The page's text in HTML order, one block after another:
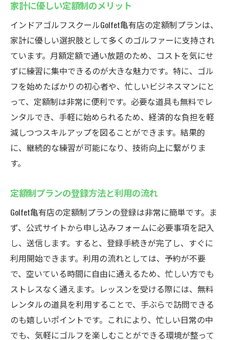
家計に優しい定額制のメリット
インドアゴルフスクールGolfet亀有店の定額制プランは、
家計に優しい選択肢として多くのゴルファーに支持され
ています。月額定額で通い放題のため、コストを気にせ
ずに練習に集中できるのが大きな魅力です。特に、ゴル
フを始めたばかりの初心者や、忙しいビジネスマンにと
って、定額制は非常に便利です。必要な道具も無料でレ
ンタルでき、手軽に始められるため、経済的な負担を軽
減しつつスキルアップを図ることができます。結果的
に、継続的な練習が可能になり、技術向上に繋がりま
す。
定額制プランの登録方法と利用の流れ
Golfet亀有店の定額制プランの登録は非常に簡単です。ま
ず、公式サイトから申し込みフォームに必要事項を記入
し、送信します。すると、登録手続きが完了し、すぐに
利用開始できます。利用の流れとしては、予約が不要
で、空いている時間に自由に通えるため、忙しい方でも
ストレスなく通えます。レッスンを受ける際には、無料
レンタルの道具を利用することで、手ぶらで訪問できる
のも嬉しいポイントです。これにより、忙しい日常の中
でも、気軽にゴルフを楽しむことができる環境が整って